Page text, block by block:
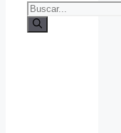
Buscar: